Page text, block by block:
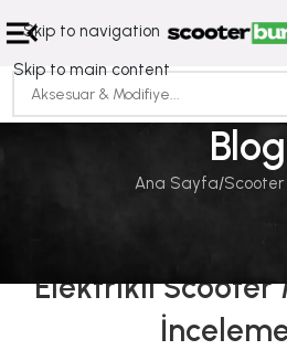
Skip to navigation
Skip to main content
Blog
Ana Sayfa Scooter
Elektrikli Scooter